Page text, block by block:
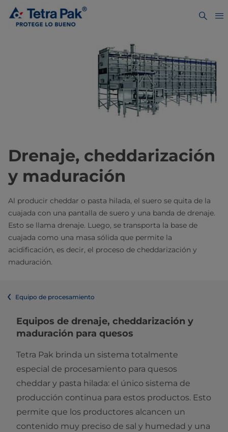
Drenaje, cheddarización
y maduración
Al producir cheddar o pasta hilada, el suero se quita de la
cuajada con una pantalla de suero y una banda de drenaje.
Esto se llama drenaje. Luego, se transporta la base de
cuajada como una masa sólida que permite la
acidificación, es decir, el proceso de cheddarización y
maduración.
Equipo de procesamiento
Equipos de drenaje, cheddarización y
maduración para quesos
Tetra Pak brinda un sistema totalmente
especial de procesamiento para quesos
cheddar y pasta hilada: el único sistema de
producción continua para estos productos. Esto
permite que los productores alcancen un
contenido muy preciso de sal y humedad y una